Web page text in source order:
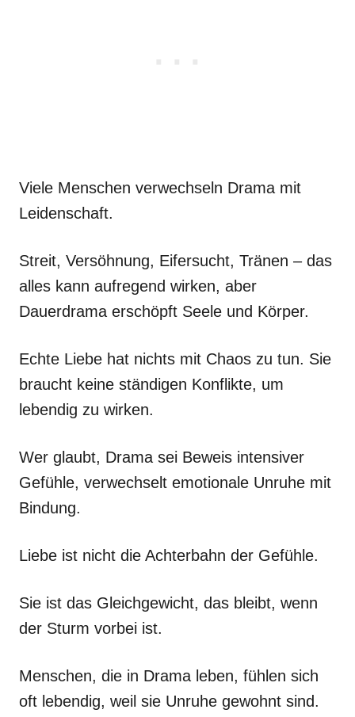
Viele Menschen verwechseln Drama mit
Leidenschaft.
Streit, Versöhnung, Eifersucht, Tränen – das
alles kann aufregend wirken, aber
Dauerdrama erschöpft Seele und Körper.
Echte Liebe hat nichts mit Chaos zu tun. Sie
braucht keine ständigen Konflikte, um
lebendig zu wirken.
Wer glaubt, Drama sei Beweis intensiver
Gefühle, verwechselt emotionale Unruhe mit
Bindung.
Liebe ist nicht die Achterbahn der Gefühle.
Sie ist das Gleichgewicht, das bleibt, wenn
der Sturm vorbei ist.
Menschen, die in Drama leben, fühlen sich
oft lebendig, weil sie Unruhe gewohnt sind.